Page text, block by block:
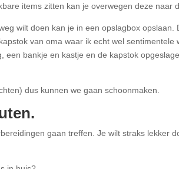
items zitten kan je overwegen deze naar
wilt doen kan je in een opslagbox
van oma waar ik echt wel
bankje en kastje en de kapstok
dus kunnen we gaan schoonmaken.
gaan treffen. Je wilt straks lekker